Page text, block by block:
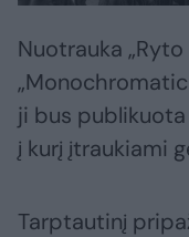
Nuotrauka
ji bus
į kurį įtraukiami
Tarptautinį